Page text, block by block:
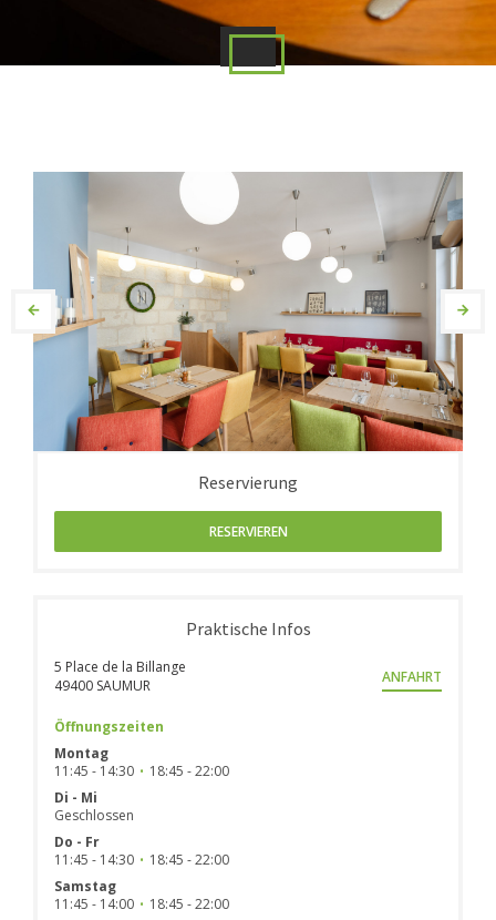
Reservierung
RESERVIEREN
Praktische Infos
5 Place de la Billange
49400 SAUMUR
ANFAHRT
Öffnungszeiten
Montag
11:45 - 14:30 • 18:45 - 22:00
Di - Mi
Geschlossen
Do - Fr
11:45 - 14:30 • 18:45 - 22:00
Samstag
11:45 - 14:00 • 18:45 - 22:00